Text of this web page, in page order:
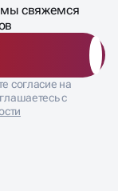
мы свяжемся
согласие на
с